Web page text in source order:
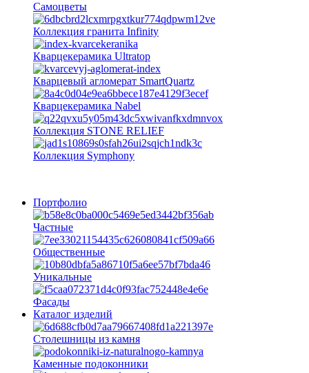
Самоцветы
Коллекция гранита Infinity
Кварцекерамика Ultratop
Кварцевый агломерат SmartQuartz
Кварцекерамика Nabel
Коллекция STONE RELIEF
Коллекция Symphony
Портфолио
Частные
Общественные
Уникальные
Фасады
Каталог изделий
Столешницы из камня
Каменные подоконники